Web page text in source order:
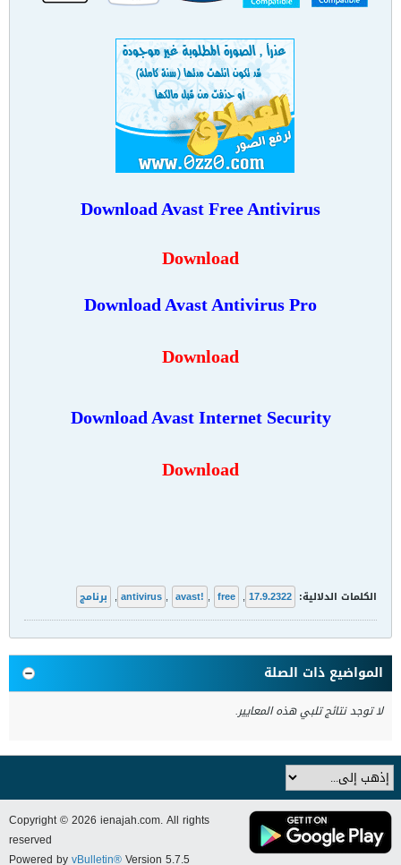
Download Avast Free Antivirus
Download
Download Avast Antivirus Pro
Download
Download Avast Internet Security
Download
الكلمات الدلالية: 17.9.2322
,
antivirus , avast! , free
, برنامج
المواضيع ذات الصلة
لا توجد نتائج تلبي هذه المعايير.
Copyright © 2026 ienajah.com. All rights
reserved
Powered byvBulletin®Version 5.7.5